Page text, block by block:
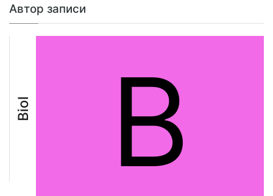
Автор записи
Biol B